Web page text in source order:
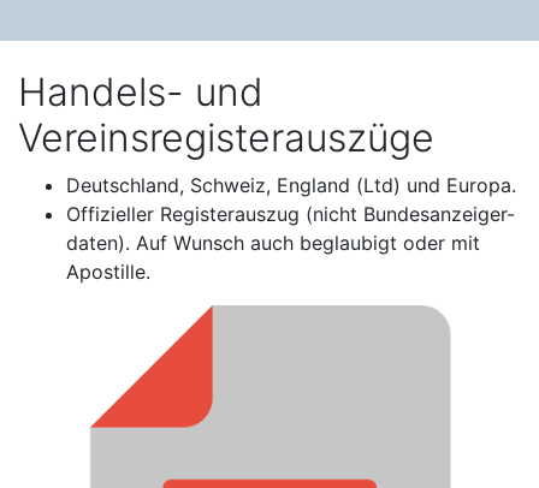
Handels- und
Vereinsregisterauszüge
Deutschland, Schweiz, England (Ltd) und Europa.
Offizieller Registerauszug (nicht Bundesanzeiger-
daten). Auf Wunsch auch beglaubigt oder mit
Apostille.